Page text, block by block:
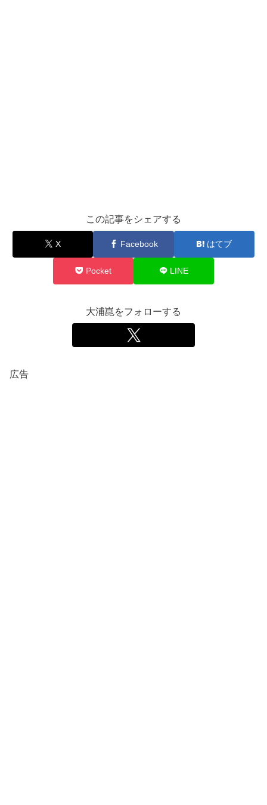
この記事をシェアする
X Facebook はてブ
Pocket LINE
大浦崑をフォローする
広告